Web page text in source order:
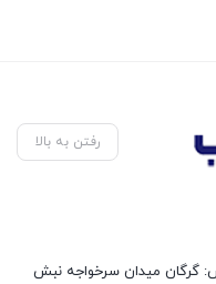
رفتن به بالا
گرگان میدان سرخواجه نبش